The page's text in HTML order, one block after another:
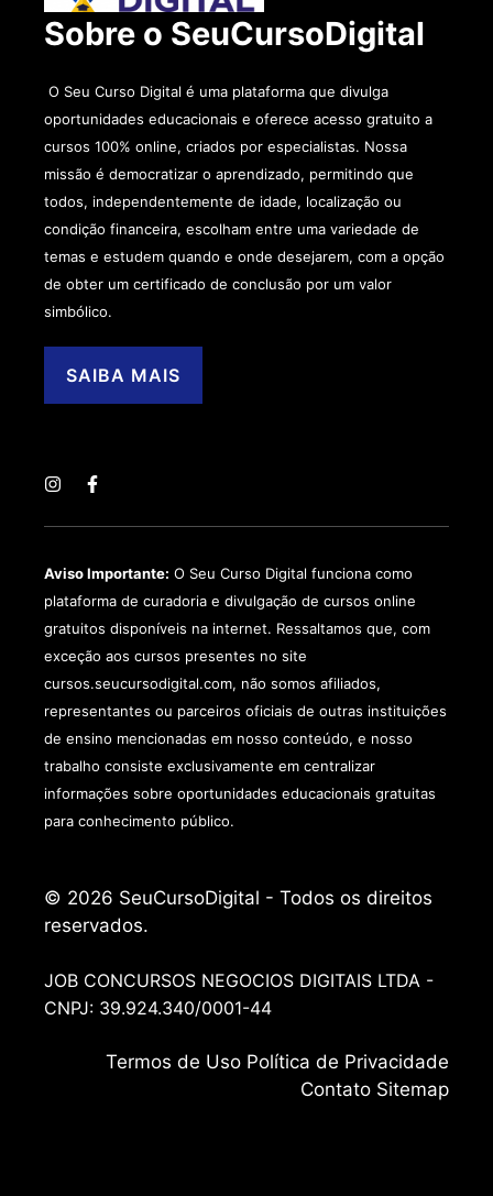
Sobre o SeuCursoDigital
O Seu Curso Digital é uma plataforma que divulga
oportunidades educacionais e oferece acesso gratuito a
cursos 100% online, criados por especialistas. Nossa
missão é democratizar o aprendizado, permitindo que
todos, independentemente de idade, localização ou
condição financeira, escolham entre uma variedade de
temas e estudem quando e onde desejarem, com a opção
de obter um certificado de conclusão por um valor
simbólico.
SAIBA MAIS
Aviso Importante: O Seu Curso Digital funciona como
plataforma de curadoria e divulgação de cursos online
gratuitos disponíveis na internet. Ressaltamos que, com
exceção aos cursos presentes no site
cursos.seucursodigital.com, não somos afiliados,
representantes ou parceiros oficiais de outras instituições
de ensino mencionadas em nosso conteúdo, e nosso
trabalho consiste exclusivamente em centralizar
informações sobre oportunidades educacionais gratuitas
para conhecimento público.
© 2026 SeuCursoDigital - Todos os direitos
reservados.
JOB CONCURSOS NEGOCIOS DIGITAIS LTDA -
CNPJ: 39.924.340/0001-44
Termos de Uso Política de Privacidade
Contato Sitemap